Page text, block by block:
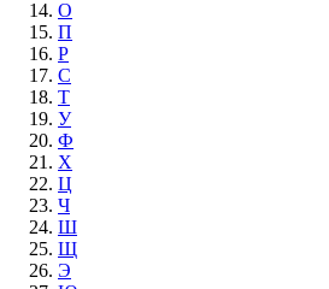
О
П
Р
С
Т
У
Ф
Х
Ц
Ч
Ш
Щ
Э